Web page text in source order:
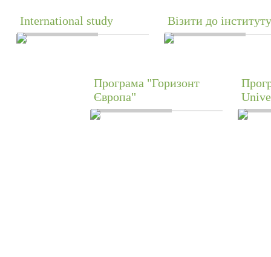
International study Візити до інституту
Програма "Горизонт
Європа"